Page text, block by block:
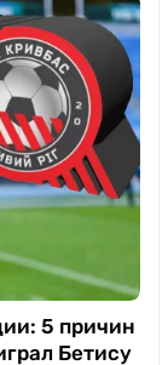
5 причин
Бетису